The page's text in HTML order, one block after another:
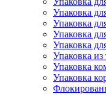
Упаковка
Упаковка
Упаковка
Упаковка
Упаковка из
Упаковка
Упаковка